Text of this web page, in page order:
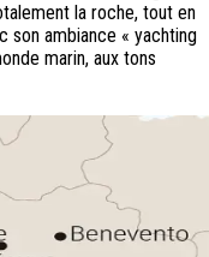
la roche, tout en
son ambiance « yachting
marin, aux tons